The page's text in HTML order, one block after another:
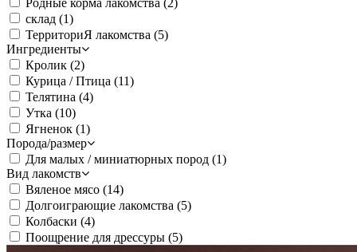
Родные корма лакомства (2)
склад (1)
ТерриториЯ лакомства (5)
Ингредиенты
Кролик (2)
Курица / Птица (11)
Телятина (4)
Утка (10)
Ягненок (1)
Порода/размер
Для малых / миниатюрных пород (1)
Вид лакомств
Вяленое мясо (14)
Долгоиграющие лакомства (5)
Колбаски (4)
Поощрение для дрессуры (5)